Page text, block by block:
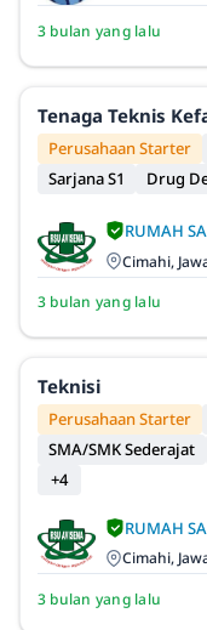
3 bulan yang lalu
Tenaga Teknis
Perusahaan Starter
Sarjana S1
Drug
RUMAH
Cimahi,
3 bulan yang lalu
Teknisi
Perusahaan Starter
SMA/SMK Sederajat
+4
RUMAH
Cimahi,
3 bulan yang lalu